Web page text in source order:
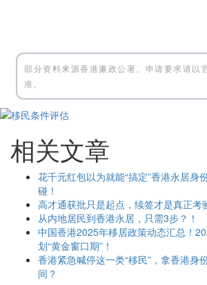
部分资料来源香港廉政公署。申请要求请以
准。
相关文章
花千元红包以为就能“搞定”香港永居身
碰！
高才通获批只是起点，续签才是真正考
从内地居民到香港永居，只需3步？！
中国香港2025年移居政策动态汇总！
划“黄金窗口期”！
香港紧急喊停这一类“移民”，拿香港身
间？